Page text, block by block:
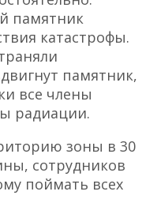
памятник
катастрофы.
памятник,
все члены
радиации.
зоны в 30
сотрудников
поймать всех